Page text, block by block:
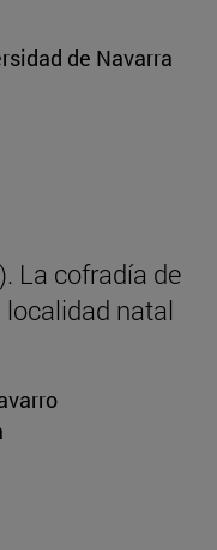
de Navarra
La cofradía de
natal